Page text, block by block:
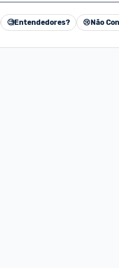
🧐Entendedores? 😢 Não